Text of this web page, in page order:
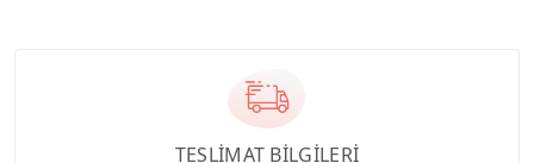
TESLİMAT BİLGİLERİ